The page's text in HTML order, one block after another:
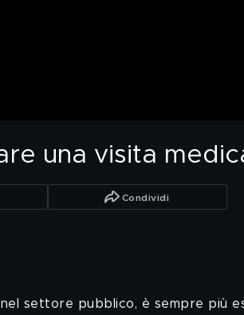
una visita
Condividi
settore pubblico, è sempre più